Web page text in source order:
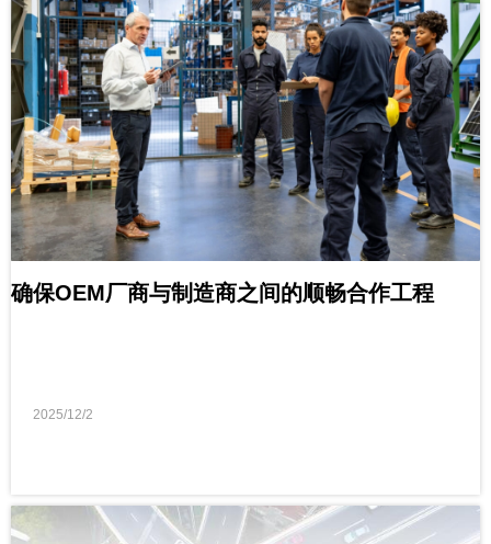
2025/12/2
确保OEM厂商与制造商之间的顺畅合作工程